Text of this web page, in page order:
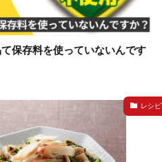
保存料を使っていないんです
レシピ